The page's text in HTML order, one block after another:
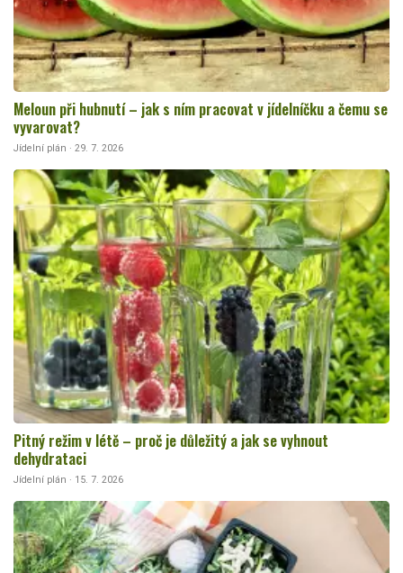
Meloun při hubnutí – jak s ním pracovat v jídelníčku a čemu se
vyvarovat?
Jídelní plán · 29. 7. 2026
Pitný režim v létě – proč je důležitý a jak se vyhnout
dehydrataci
Jídelní plán · 15. 7. 2026